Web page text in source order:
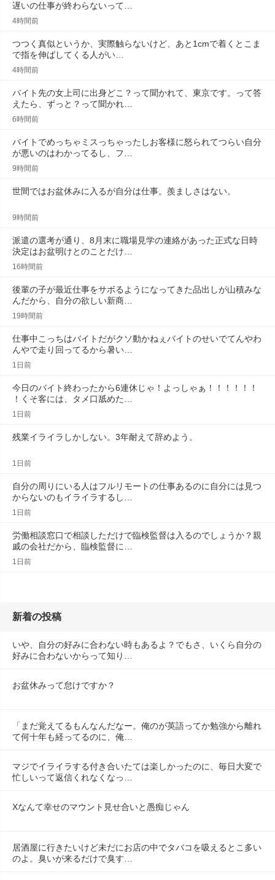
遅いの仕事が終わらないって…
4時間前
つつく真似というか、実際触らないけど、あと1cmで着くとこま
で指を伸ばしてくる人がい…
4時間前
バイト先の女上司に出身どこ？って聞かれて、東京です。って答
えたら、ずっと？って聞かれ…
6時間前
バイトでめっちゃミスっちゃったしお客様に怒られてつらい自分
が悪いのはわかってるし、フ…
9時間前
世間ではお盆休みに入るが自分は仕事。羨ましさはない。
9時間前
派遣の選考が通り、8月末に職場見学の連絡があった正式な日時
決定はお盆明けとのことだけ…
16時間前
後輩の子が最近仕事をサボるようになってきた品出しが山積みな
んだから、自分の欲しい新商…
19時間前
仕事中こっちはバイトだがクソ動かねぇバイトのせいでてんやわ
んやで走り回ってるから暑い…
1日前
今日のバイト終わったから6連休じゃ！よっしゃぁ！！！！！！
！くそ客には、タメ口舐めた…
1日前
残業イライラしかしない。3年耐えて辞めよう。
1日前
自分の周りにいる人はフルリモートの仕事あるのに自分には見つ
からないのもイライラするし…
1日前
労働相談窓口で相談しただけで臨検監督は入るのでしょうか？親
戚の会社だから、臨検監督に…
1日前
新着の投稿
いや、自分の好みに合わない時もあるよ？でもさ、いくら自分の
好みに合わないからって知り…
お盆休みって怠けですか？
「まだ覚えてるもんなんだなー。俺のが英語ってか勉強から離れ
て何十年も経ってるのに、俺…
マジでイライラする付き合いたては楽しかったのに、毎日大変で
忙しいって返信くれなくなっ…
Xなんて幸せのマウント見せ合いと愚痴じゃん
居酒屋に行きたいけど未だにお店の中でタバコを吸えるとこ多い
のよ。臭いが来るだけで臭す…